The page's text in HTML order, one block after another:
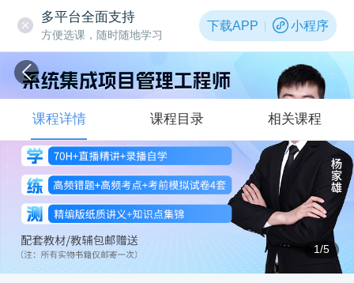
多平台全面支持
方便选课，随时随地学习
下载APP 小程序
1/5
课程详情 课程目录 相关课程